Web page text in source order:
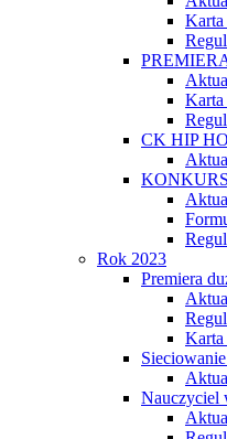
Karta
Karta
CK HIP
Rok 2023
Premiera
Karta
Nauczyciel